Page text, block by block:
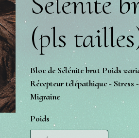
(pls
Bloc de Sélénite brut Poids
Récepteur télépathique -
Migraine
Poids